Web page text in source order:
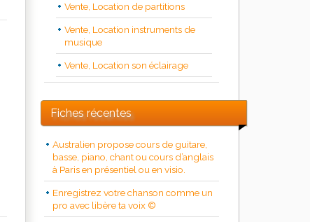
Vente, Location de partitions
Vente, Location instruments de
musique
Vente, Location son éclairage
Fiches récentes
Australien propose cours de guitare,
basse, piano, chant ou cours d’anglais
à Paris en présentiel ou en visio.
Enregistrez votre chanson comme un
pro avec libère ta voix ©